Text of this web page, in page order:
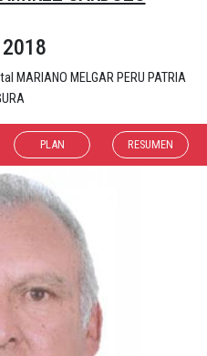
MARIANO MELGAR PERU PATRIA
PLAN RESUMEN